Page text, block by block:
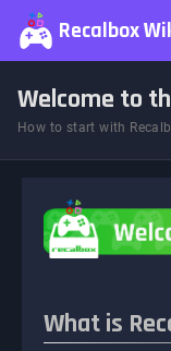
Recalbox
Welcome to
How to start with
What is